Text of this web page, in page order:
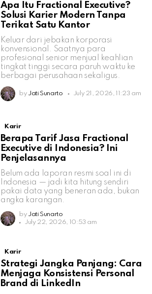
Apa Itu Fractional Executive?
Solusi Karier Modern Tanpa
Terikat Satu Kantor
Keluar dari jebakan korporasi
konvensional. Saatnya para
profesional senior menjual keahlian
tingkat tinggi secara paruh waktu ke
berbagai perusahaan sekaligus.
by Jati Sunarto July 21, 2026, 11:23 am
Karir
Berapa Tarif Jasa Fractional
Executive di Indonesia? Ini
Penjelasannya
Belum ada laporan resmi soal ini di
Indonesia — jadi kita hitung sendiri
pakai data yang beneran ada, bukan
angka karangan.
by Jati Sunarto
July 22, 2026, 10:53 am
Karir
Strategi Jangka Panjang: Cara
Menjaga Konsistensi Personal
Brand di LinkedIn